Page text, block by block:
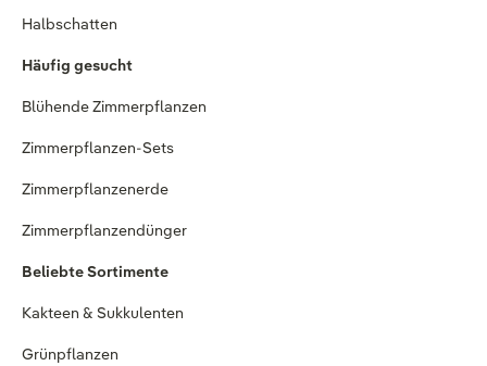
Halbschatten
Häufig gesucht
Blühende Zimmerpflanzen
Zimmerpflanzen-Sets
Zimmerpflanzenerde
Zimmerpflanzendünger
Beliebte Sortimente
Kakteen & Sukkulenten
Grünpflanzen